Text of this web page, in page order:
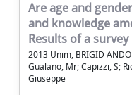
Are age and
and knowledge
Results of a
2013 Unim, BRIGID
Gualano, Mr; Capizzi, S;
Giuseppe